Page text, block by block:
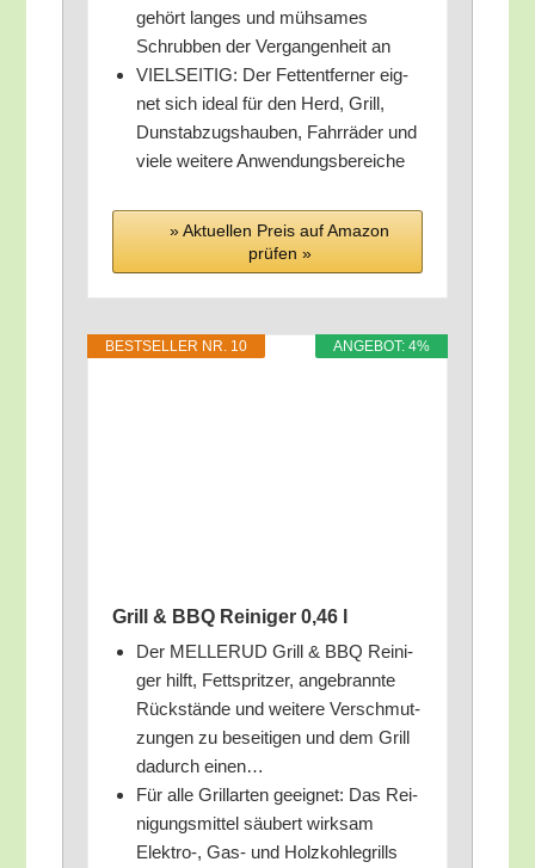
gehört lan­ges und müh­sa­mes
Schrub­ben der Ver­gan­gen­heit an
VIELSEITIG: Der Fett­ent­fer­ner eig­
net sich ide­al für den Herd, Grill,
Dunst­ab­zugs­hau­ben, Fahr­rä­der und
vie­le wei­te­re Anwendungsbereiche
» Aktu­el­len Preis auf Ama­zon
prü­fen »
ANGE­BOT: 4%
BEST­SEL­LER NR. 10
Grill & BBQ Rei­ni­ger 0,46 l
Der MELLERUD Grill & BBQ Rei­ni­
ger hilft, Fett­sprit­zer, ange­brann­te
Rück­stän­de und wei­te­re Ver­schmut­
zun­gen zu besei­ti­gen und dem Grill
dadurch einen…
Für alle Grill­ar­ten geeig­net: Das Rei­
ni­gungs­mit­tel säu­bert wirk­sam
Elektro‑, Gas- und Holz­koh­le­grills